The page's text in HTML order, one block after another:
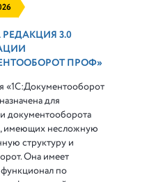
3.0
ПРОФ»
«1С:Документооборот
для
документооборота
имеющих несложную
структуру и
Она имеет
по